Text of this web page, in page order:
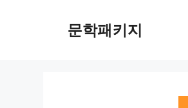
문학패키지